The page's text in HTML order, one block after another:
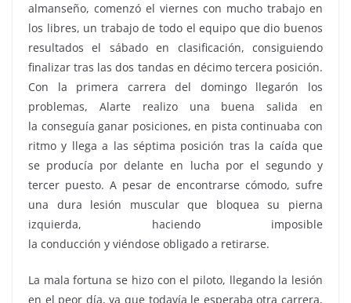
almanseño, comenzó el viernes con mucho trabajo en
los libres, un trabajo de todo el equipo que dio buenos
resultados el sábado en clasificación, consiguiendo
finalizar tras las dos tandas en décimo tercera posición.
Con la primera carrera del domingo llegarón los
problemas, Alarte realizo una buena salida en
la conseguía ganar posiciones, en pista continuaba con
ritmo y llega a las séptima posición tras la caída que
se producía por delante en lucha por el segundo y
tercer puesto. A pesar de encontrarse cómodo, sufre
una dura lesión muscular que bloquea su pierna
izquierda, haciendo imposible
la conducción y viéndose obligado a retirarse.
La mala fortuna se hizo con el piloto, llegando la lesión
en el peor día, ya que todavía le esperaba otra carrera,